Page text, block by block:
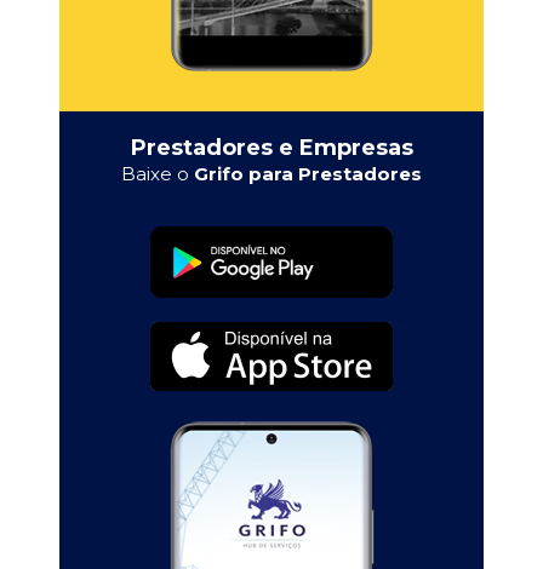
Prestadores e Empresas
Baixe o Grifo para Prestadores